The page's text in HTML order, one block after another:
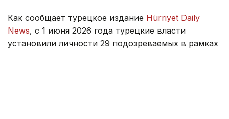
Как сообщает турецкое издание Hürriyet Daily
News, с 1 июня 2026 года турецкие власти
установили личности 29 подозреваемых в рамках